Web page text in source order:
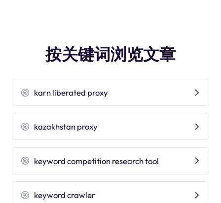
按关键词浏览文章
karn liberated proxy
kazakhstan proxy
keyword competition research tool
keyword crawler